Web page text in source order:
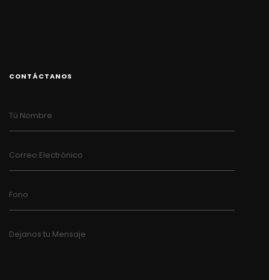
CONTÁCTANOS
Tú Nombre
Correo Electrónico
Fono
Dejanos tu Mensaje